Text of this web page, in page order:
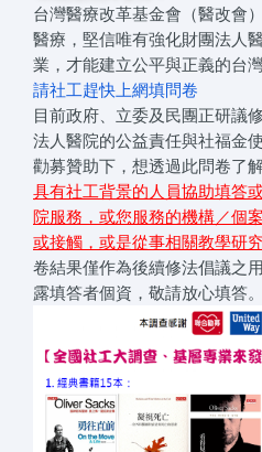
台灣醫療改革基金會（醫改會
醫療，堅信唯有強化財團法人
業，才能建立公平與正義的台灣
請社工趕快上網填問卷
目前政府、立委及民團正研議
法人醫院的公益責任與社福金
勸募贊助下，想透過此問卷了
具有社工背景的人員協助填答
院服務，或您服務的機構／個
或接觸，或是從事相關教學研
卷結果僅作為後續修法倡議之
露填答者個資，敬請放心填答。